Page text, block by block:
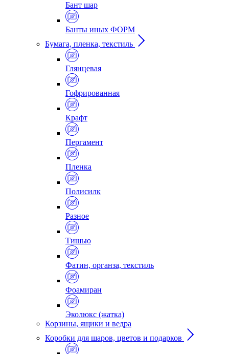
Бант шар
Банты иных ФОРМ
Бумага, пленка, текстиль
Глянцевая
Гофрированная
Крафт
Пергамент
Пленка
Полисилк
Разное
Тишью
Фатин, органза, текстиль
Фоамиран
Эколюкс (жатка)
Корзины, ящики и ведра
Коробки для шаров, цветов и подарков